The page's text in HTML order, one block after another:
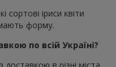
іриси квіти
форму.
по всій Україні?